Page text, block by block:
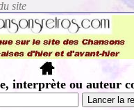
interprète ou auteur